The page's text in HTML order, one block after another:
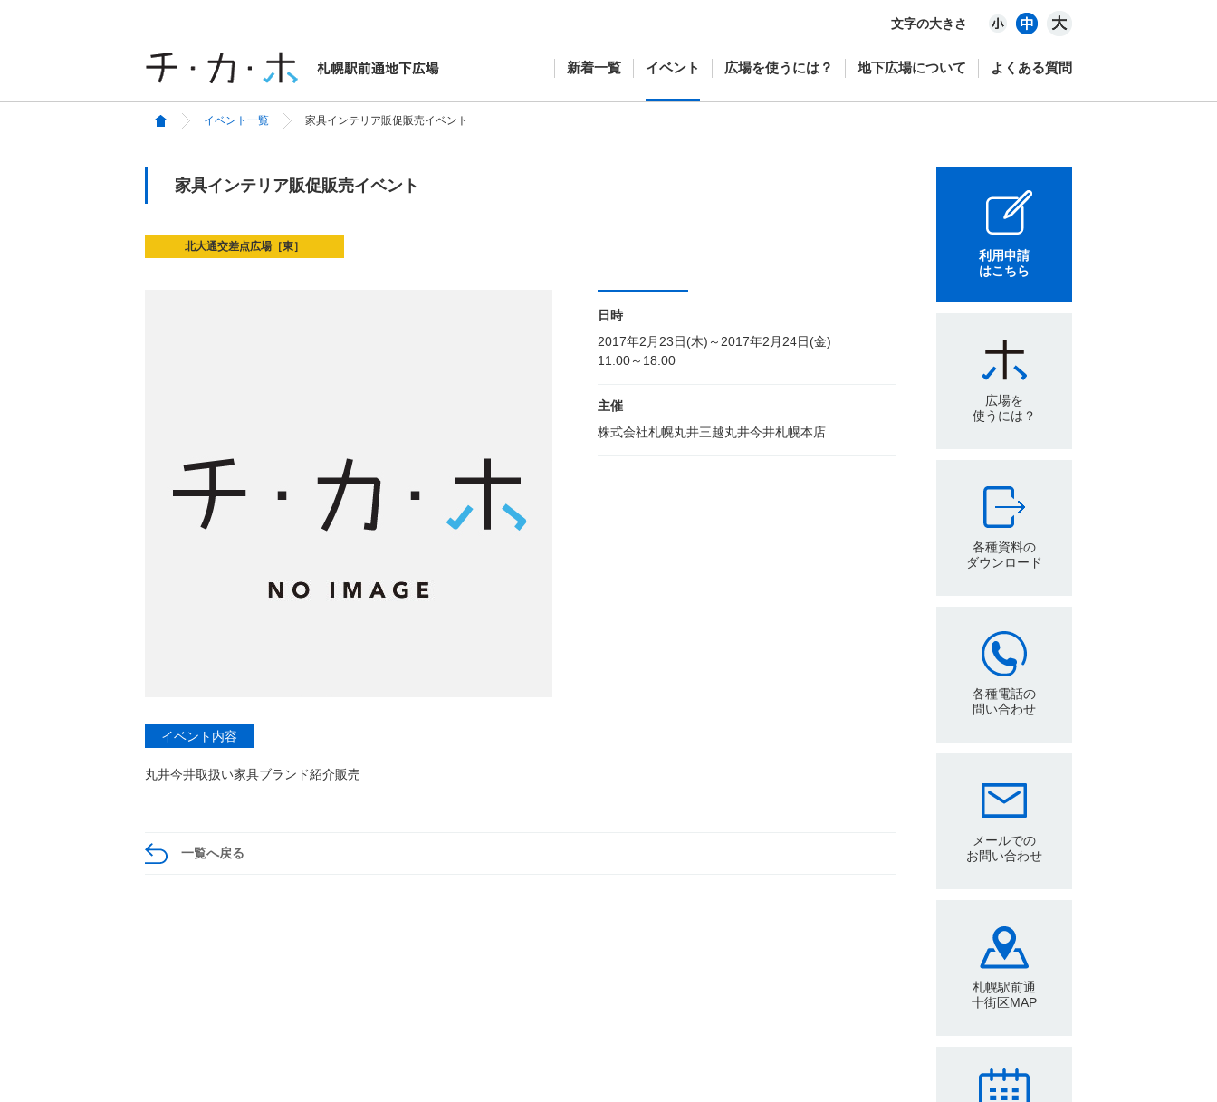
文字の大きさ
新着一覧 イベント 広場を使うには？ 地下広場について よくある質問
イベント一覧 家具インテリア販促販売イベント
家具インテリア販促販売イベント
北大通交差点広場［東］
日時
2017年2月23日(木)～2017年2月24日(金)
11:00～18:00
主催
株式会社札幌丸井三越丸井今井札幌本店
イベント内容
丸井今井取扱い家具ブランド紹介販売
一覧へ戻る
利用申請
はこちら
広場を
使うには？
各種資料の
ダウンロード
各種電話の
問い合わせ
メールでの
お問い合わせ
札幌駅前通
十街区MAP